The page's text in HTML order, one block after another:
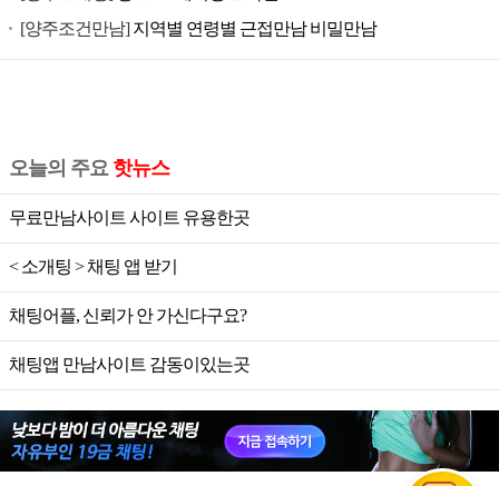
[양주조건만남]지역별 연령별 근접만남 비밀만남
오늘의 주요핫뉴스
무료만남사이트 사이트 유용한곳
< 소개팅 > 채팅 앱 받기
채팅어플, 신뢰가 안 가신다구요?
채팅앱 만남사이트 감동이있는곳